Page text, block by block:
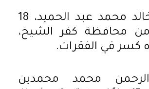
أحمد خالد محمد عبد الحميد، 18
من محافظة كفر الشيخ،
كسر في الفقرات.
محمد محمدين